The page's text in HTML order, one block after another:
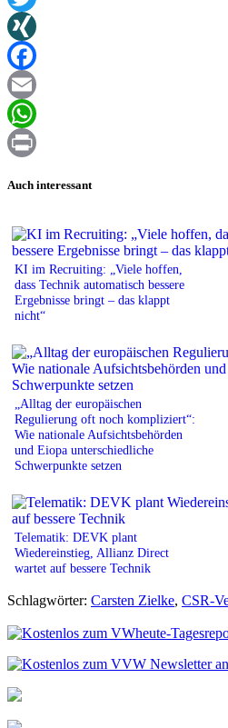
Twitter
XING
Facebook
Email
WhatsApp
Auch interessant
KI im Recruiting: „Viele hoffen,
dass Technik automatisch bessere
Ergebnisse bringt – das klappt
nicht“
„Alltag der europäischen
Regulierung oft noch kompliziert“:
Wie nationale Aufsichtsbehörden
und Eiopa unterschiedliche
Schwerpunkte setzen
Telematik: DEVK plant
Wiedereinstieg, Allianz Direct
wartet auf bessere Technik
Schlagwörter: Carsten Zielke, CSR-